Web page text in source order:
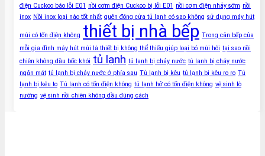
điện Cuckoo báo lỗi E01 nồi cơm điện Cuckoo bị lỗi E01 nồi cơm điện nhảy sớm nồi
inox Nồi inox loại nào tốt nhất quên đóng cửa tủ lạnh có sao không sử dụng máy hút
mùi có tốn điện không thiết bị nhà bếp Trong căn bếp của
mỗi gia đình máy hút mùi là thiết bị không thể thiếu giúp loại bỏ mùi hôi tại sao nồi
chiên không dầu bốc khói tủ lạnh tủ lạnh bị chảy nước tủ lạnh bị chảy nước
ngăn mát tủ lạnh bị chảy nước ở phía sau Tủ lạnh bị kêu tủ lạnh bị kêu ro ro Tủ
lạnh bị kêu to Tủ lạnh có tốn điện không tủ lạnh hở có tốn điện không vệ sinh lò
nướng vệ sinh nồi chiên không dầu đúng cách